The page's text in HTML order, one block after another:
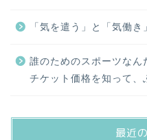
「気を遣う」と「気働き
誰のためのスポーツな
チケット価格を知って、
最近